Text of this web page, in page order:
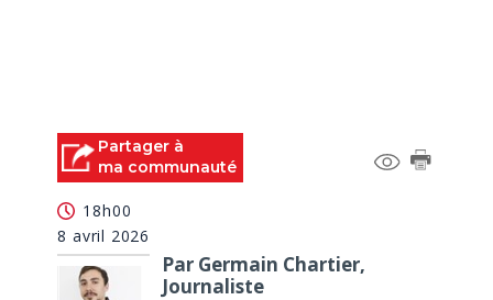
Partager à
ma communauté
18h00
8 avril 2026
Par Germain Chartier,
Journaliste